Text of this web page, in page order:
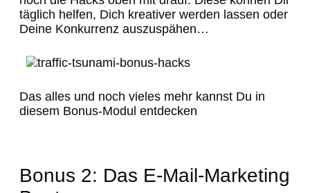
täglich helfen, Dich kreativer werden lassen oder
Deine Konkurrenz auszuspähen…
Das alles und noch vieles mehr kannst Du in
diesem Bonus-Modul entdecken
Bonus 2: Das E-Mail-Marketing